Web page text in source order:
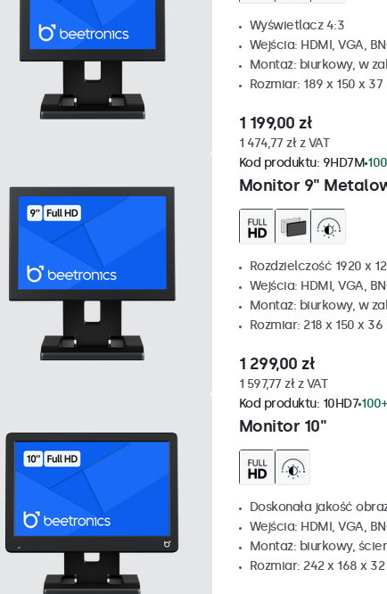
Wyświetlacz 4:3
Wejścia: HDMI, VGA,
Montaż: biurkowy, w
Rozmiar: 189 x 150 x 37
1 199,00 zł
1 474,77 zł z VAT
Monitor 9"
Kod produktu: 9HD7M
Rozdzielczość 1920 x
Wejścia: HDMI, VGA,
Montaż: biurkowy, w
Rozmiar: 218 x 150 x 36
1 299,00 zł
1 597,77 zł z VAT
Monitor 10"
Kod produktu: 10HD7
Doskonała jakość
Wejścia: HDMI, VGA,
Montaż: biurkowy,
Rozmiar: 242 x 168 x